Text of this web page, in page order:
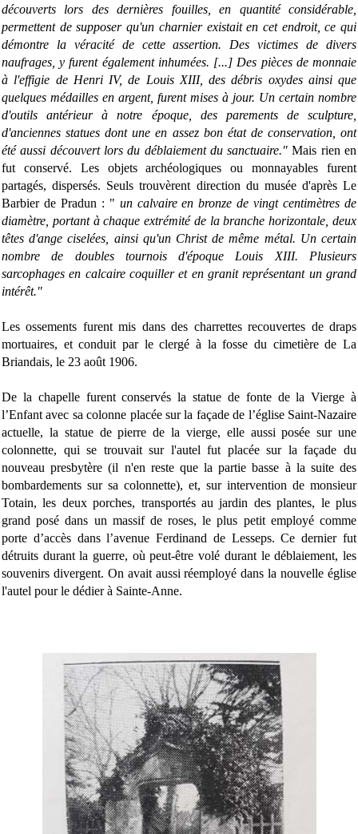
découverts lors des dernières fouilles, en quantité considérable,
permettent de supposer qu'un charnier existait en cet endroit, ce qui
démontre la véracité de cette assertion. Des victimes de divers
naufrages, y furent également inhumées. [...] Des pièces de monnaie
à l'effigie de Henri IV, de Louis XIII, des débris oxydesainsi que
quelques médailles en argent, furent mises à jour. Un certain nombre
d'outils antérieur à notre époque, des parements de sculpture,
d'anciennes statues dont une en assez bon état de conservation, ont
été aussi découvert lors du déblaiementdusanctuaire."Mais rien en
fut conservé. Les objets archéologiques ou monnayables furent
partagés, dispersés. Seuls trouvèrent direction du musée d'après Le
Barbier de Pradun : " un calvaire en bronze de vingt centimètres de
diamètre, portant à chaque extrémité de la branche horizontale, deux
têtes d'ange ciselées, ainsi qu'un Christ de même métal. Un certain
nombre de doubles tournois d'époque Louis XIII. Plusieurs
sarcophages en calcaire coquiller et en granit représentant un grand
intérêt."
Les ossements furent mis dans des charrettes recouvertes de draps
mortuaires, et conduit par le clergé à la fosse du cimetière de La
Briandais, le 23 août 1906.
De la chapelle furent conservés la statue de fonte de la Vierge à
l’Enfant avec sa colonne placée sur la façade de l’église Saint-Nazaire
actuelle, la statue de pierre de la vierge, elle aussi posée sur une
colonnette, qui se trouvait sur l'autel fut placée sur la façade du
nouveau presbytère (il n'en reste que la partie basse à la suite des
bombardements sur sa colonnette), et, sur intervention de monsieur
Totain, les deux porches, transportés au jardin des plantes, le plus
grand posé dans un massif de roses, le plus petit employé comme
porte d’accès dans l’avenue Ferdinand de Lesseps. Ce dernier fut
détruits durant la guerre, où peut-être volé durant le déblaiement, les
souvenirs divergent. On avait aussi réemployé dans la nouvelle église
l'autel pour le dédier à Sainte-Anne.